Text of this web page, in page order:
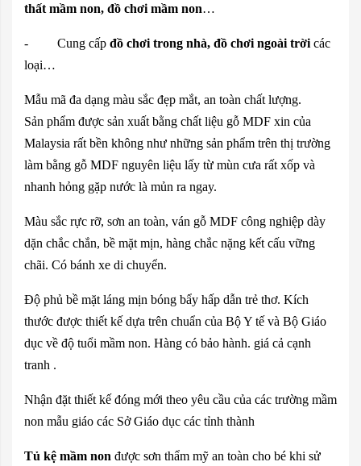
thất mầm non, đồ chơi mầm non…
- Cung cấp đồ chơi trong nhà, đồ chơi ngoài trời các
loại…
Mẫu mã đa dạng màu sắc đẹp mắt, an toàn chất lượng.
Sản phẩm được sản xuất bằng chất liệu gỗ MDF xin của
Malaysia rất bền không như những sản phẩm trên thị trường
làm bằng gỗ MDF nguyên liệu lấy từ mùn cưa rất xốp và
nhanh hỏng gặp nước là mủn ra ngay.
Màu sắc rực rỡ, sơn an toàn, ván gỗ MDF công nghiệp dày
dặn chắc chắn, bề mặt mịn, hàng chắc nặng kết cấu vững
chãi. Có bánh xe di chuyển.
Độ phủ bề mặt láng mịn bóng bẩy hấp dẫn trẻ thơ. Kích
thước được thiết kế dựa trên chuẩn của Bộ Y tế và Bộ Giáo
dục về độ tuổi mầm non. Hàng có bảo hành. giá cả cạnh
tranh .
Nhận đặt thiết kế đóng mới theo yêu cầu của các trường mầm
non mẫu giáo các Sở Giáo dục các tỉnh thành
Tủ kệ mầm non được sơn thẩm mỹ an toàn cho bé khi sử